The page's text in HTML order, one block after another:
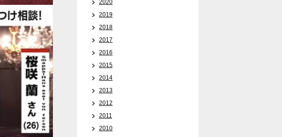
2020
2019
2018
2017
2016
2015
2014
2013
2012
2011
2010